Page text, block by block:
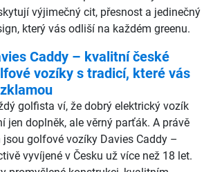
výjimečný cit, přesnost a jedinečný
který vás odliší na každém greenu.
Caddy – kvalitní české
vozíky s tradicí, které vás
golfista ví, že dobrý elektrický vozík
jen doplněk, ale věrný parťák. A právě
jsou golfové vozíky Davies Caddy –
vyvíjené v Česku už více než 18 let.